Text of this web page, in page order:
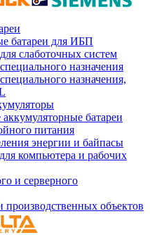
батареи для ИБП
слаботочных систем
назначения
назначения,
батареи
питания
энергии и байпасы
компьютера и рабочих
и серверного
объектов